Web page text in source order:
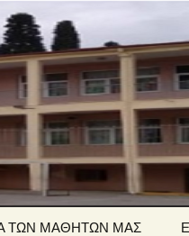
ΤΩΝ ΜΑΘΗΤΩΝ ΜΑΣ